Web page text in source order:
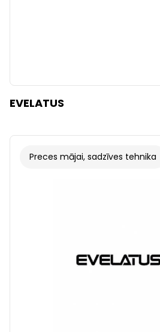
EVELATUS
Preces mājai, sadzīves tehnika